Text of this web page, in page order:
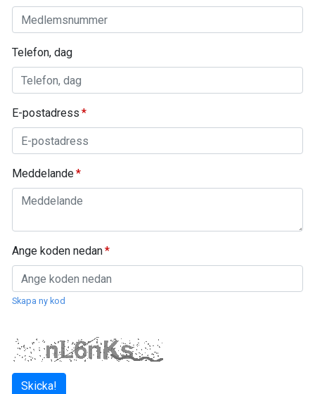
Telefon, dag
E-postadress
Meddelande
Ange koden nedan
Skapa ny kod
Skicka!